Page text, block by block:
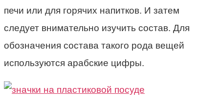
печи или для горячих напитков. И затем
следует внимательно изучить состав. Для
обозначения состава такого рода вещей
используются арабские цифры.